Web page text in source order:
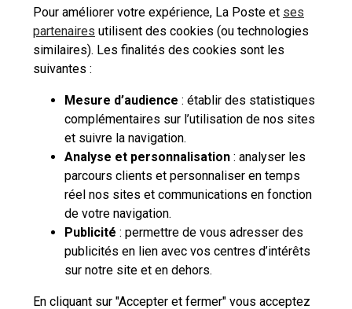
Pour améliorer votre expérience, La Poste et ses
partenaires utilisent des cookies (ou technologies
similaires). Les finalités des cookies sont les
suivantes :
Mesure d’audience : établir des statistiques
complémentaires sur l’utilisation de nos sites
et suivre la navigation.
Analyse et personnalisation : analyser les
parcours clients et personnaliser en temps
réel nos sites et communications en fonction
de votre navigation.
Publicité : permettre de vous adresser des
publicités en lien avec vos centres d’intérêts
sur notre site et en dehors.
En cliquant sur "Accepter et fermer" vous acceptez